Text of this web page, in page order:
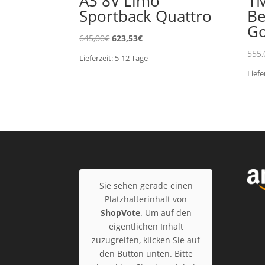
Sportback Quattro
645,00€Ursprünglicher
623,53€Aktueller
ist:
Lieferzeit: 5-12Tage
Sie sehen gerade einen
Platzhalterinhalt von
ShopVote. Um auf den
eigentlichen Inhalt
zuzugreifen, klicken Sie auf
den Button unten. Bitte